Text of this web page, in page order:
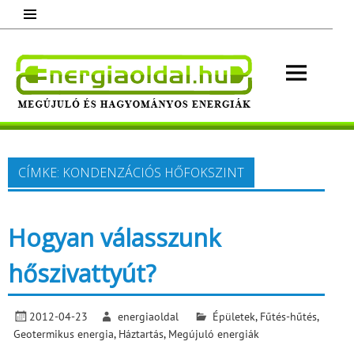
content
Megújuló és hagyományos energiák.
Minden, ami energia!
CÍMKE: KONDENZÁCIÓS HŐFOKSZINT
Hogyan válasszunk
hőszivattyút?
2012-04-23 energiaoldal Épületek, Fűtés-hűtés,
Geotermikus energia, Háztartás, Megújuló energiák